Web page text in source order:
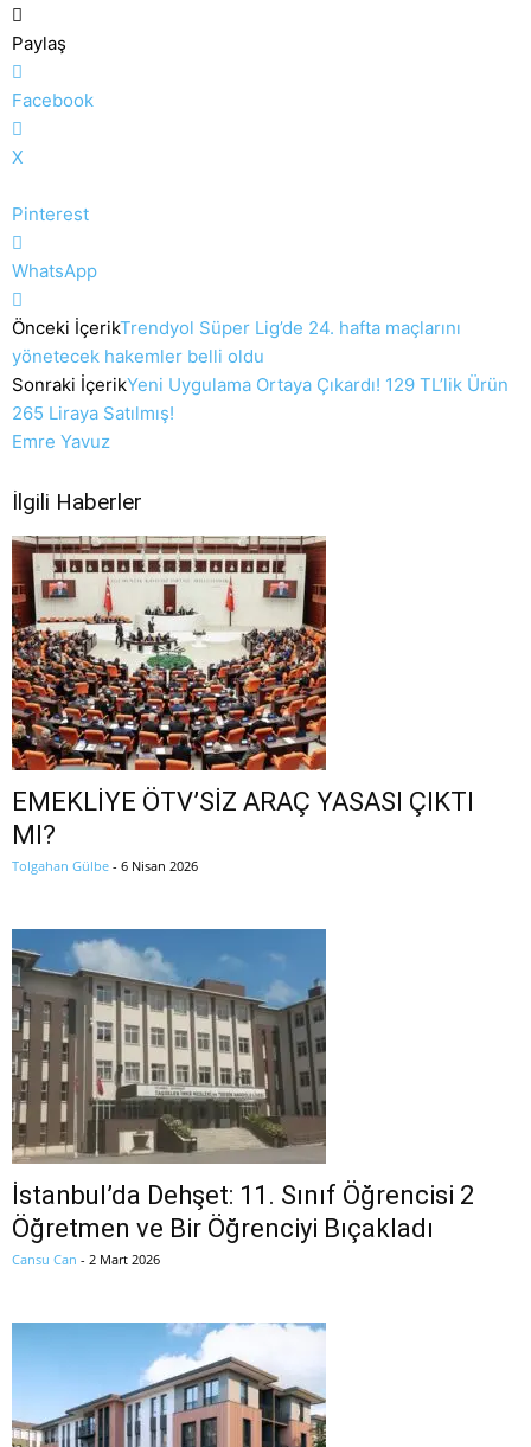
Paylaş
Facebook
X
Pinterest
WhatsApp
Önceki İçerikTrendyol Süper Lig’de 24. hafta maçlarını
yönetecek hakemler belli oldu
Sonraki İçerikYeni Uygulama Ortaya Çıkardı! 129 TL’lik Ürün
265 Liraya Satılmış!
Emre Yavuz
İlgili Haberler
EMEKLİYE ÖTV’SİZ ARAÇ YASASI ÇIKTI
MI?
Tolgahan Gülbe - 6 Nisan 2026
İstanbul’da Dehşet: 11. Sınıf Öğrencisi 2
Öğretmen ve Bir Öğrenciyi Bıçakladı
Cansu Can - 2 Mart 2026